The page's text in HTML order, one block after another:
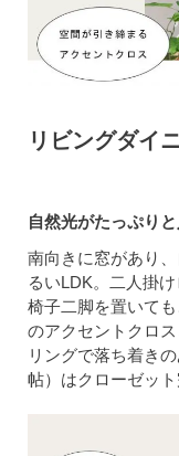
リビングダイ
自然光がたっぷり
南向きに窓があり
るいLDK。二人掛
椅子二脚を置いて
のアクセントクロ
リングで落ち着き
帖）はクローゼッ